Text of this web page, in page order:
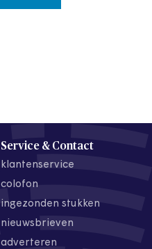
Service & Contact
klantenservice
colofon
ingezonden stukken
nieuwsbrieven
adverteren